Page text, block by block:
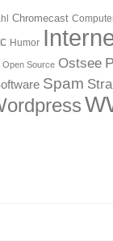
Chromecast
Humor
Open Source Ostsee
Spam